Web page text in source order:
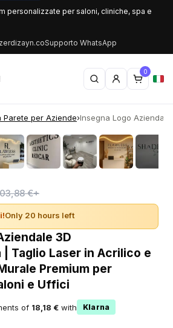
personalizzate per saloni, cliniche, spa e
Supporto WhatsApp
0
Parete per Aziende›Insegna Logo
›
€+
Only 20 hours left
3D
| Taglio Laser in Acrilico e
Premium per
e Uffici
of 18,18 € with
Klarna